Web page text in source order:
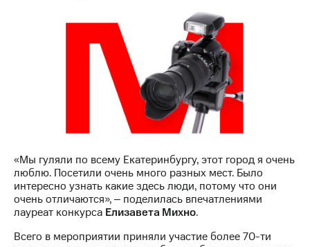
Корпоративное
Корпоративный
секретарь
информации
Информация
Документы
"МТС"
Собрания
акционеров
Личный
кабинет
акционера
«Мы гуляли по всему Екатеринбургу, этот город я очень
люблю. Посетили очень много разных мест. Было
интересно узнать какие здесь люди, потому что они
очень отличаются», ‒ поделилась впечатлениями
лауреат конкурса Елизавета Михно.
Всего в мероприятии приняли участие более 70-ти